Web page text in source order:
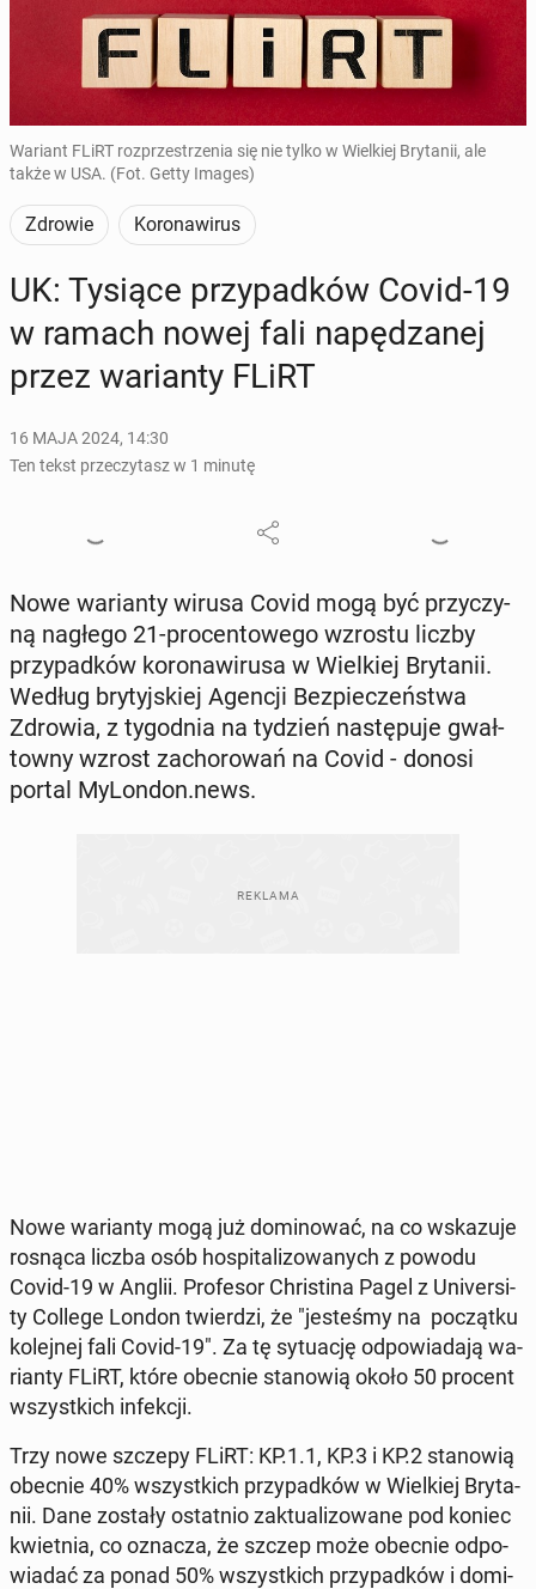
Wariant FLiRT rozprzestrzenia się nie tylko w Wielkiej Brytanii, ale
także w USA. (Fot. Getty Images)
Zdrowie Koronawirus
UK: Tysiące przy­pad­ków Covid-19
w ramach nowej fali na­pę­dza­nej
przez wa­rian­ty FLiRT
16 MAJA 2024, 14:30
Ten tekst przeczytasz w 1 minutę
Nowe wa­rian­ty wirusa Covid mogą być przy­czy­
ną nagłego 21-pro­cen­to­we­go wzrostu liczby
przy­pad­ków ko­ro­na­wi­ru­sa w Wiel­kiej Bry­ta­nii.
Według bry­tyj­skiej Agencji Bez­pie­czeń­stwa
Zdrowia, z ty­go­dnia na tydzień na­stę­pu­je gwał­
tow­ny wzrost za­cho­ro­wań na Covid - donosi
portal My­Lon­don.news.
Nowe wa­rian­ty mogą już do­mi­no­wać, na co wska­zu­je
rosnąca liczba osób ho­spi­ta­li­zo­wa­nych z powodu
Covid-19 w Anglii. Pro­fe­sor Chri­sti­na Pagel z Uni­ver­si­
ty College London twier­dzi, że "je­ste­śmy na po­cząt­ku
ko­lej­nej fali Covid-19". Za tę sy­tu­ację od­po­wia­da­ją wa­
rian­ty FLiRT, które obecnie sta­no­wią około 50 procent
wszyst­kich in­fek­cji.
Trzy nowe szczepy FLiRT: KP.1.1, KP.3 i KP.2 sta­no­wią
obecnie 40% wszyst­kich przy­pad­ków w Wiel­kiej Bry­ta­
nii. Dane zostały ostat­nio zak­tu­ali­zo­wa­ne pod koniec
kwiet­nia, co oznacza, że szczep może obecnie od­po­
wia­dać za ponad 50% wszyst­kich przy­pad­ków i do­mi­